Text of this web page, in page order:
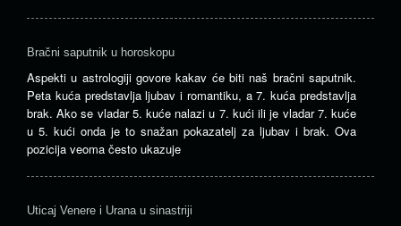
Bračni saputnik u horoskopu
Aspekti u astrologiji govore kakav će biti naš bračni saputnik.
Peta kuća predstavlja ljubav i romantiku, a 7. kuća predstavlja
brak. Ako se vladar 5. kuće nalazi u 7. kući ili je vladar 7. kuće
u 5. kući onda je to snažan pokazatelj za ljubav i brak. Ova
pozicija veoma često ukazuje
Uticaj Venere i Urana u sinastriji